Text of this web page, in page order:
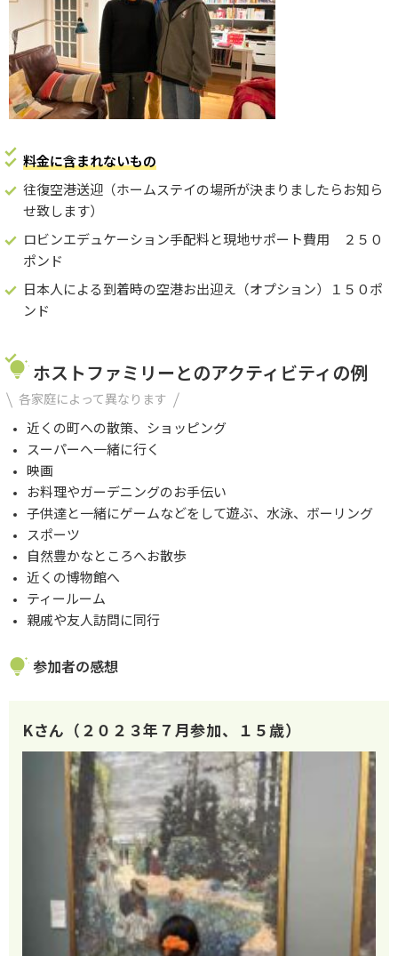
料金に含まれないもの
往復空港送迎（ホームステイの場所が決まりましたらお知ら
せ致します）
ロビンエデュケーション手配料と現地サポート費用 ２５０
ポンド
日本人による到着時の空港お出迎え（オプション）１５０ポ
ンド
各家庭によって異なります
ホストファミリーとのアクティビティの例
近くの町への散策、ショッピング
スーパーへ一緒に行く
映画
お料理やガーデニングのお手伝い
子供達と一緒にゲームなどをして遊ぶ、水泳、ボーリング
スポーツ
自然豊かなところへお散歩
近くの博物館へ
ティールーム
親戚や友人訪問に同行
参加者の感想
Kさん（２０２３年７月参加、１５歳）